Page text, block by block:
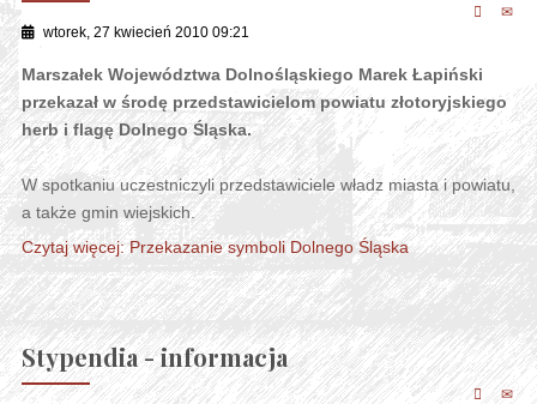
wtorek, 27 kwiecień 2010 09:21
Marszałek Województwa Dolnośląskiego Marek Łapiński
przekazał w środę przedstawicielom powiatu złotoryjskiego
herb i flagę Dolnego Śląska.
W spotkaniu uczestniczyli przedstawiciele władz miasta i powiatu,
a także gmin wiejskich.
Czytaj więcej: Przekazanie symboli Dolnego Śląska
Stypendia - informacja